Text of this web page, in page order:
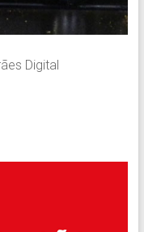
Digital